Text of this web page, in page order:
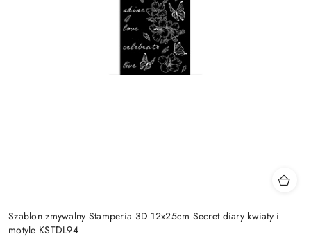
Szablon zmywalny Stamperia 3D 12x25cm Secret diary kwiaty i
motyle KSTDL94